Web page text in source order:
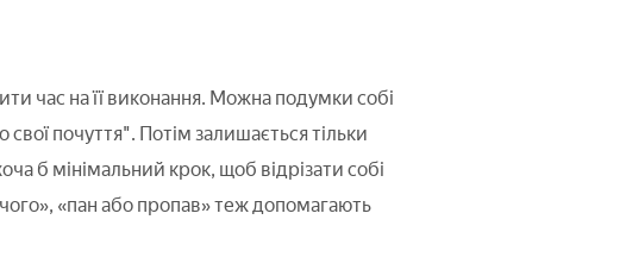
час на її виконання. Можна подумки собі
почуття". Потім залишається тільки
б мінімальний крок, щоб відрізати собі
«пан або пропав» теж допомагають